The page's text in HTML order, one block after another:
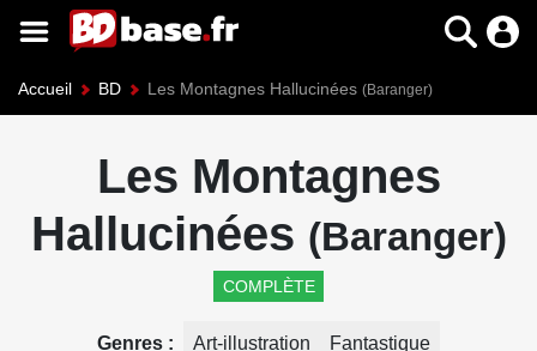
Accueil BD Les Montagnes Hallucinées (Baranger)
Les Montagnes
Hallucinées (Baranger)
COMPLÈTE
Genres Art-illustration Fantastique